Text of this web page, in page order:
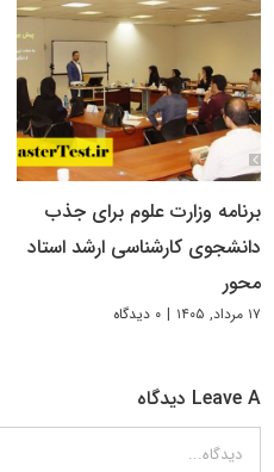
برنامه وزارت علوم برای جذب
دانشجوی کارشناسی ارشد استاد
محور
۱۷ مرداد, ۱۴۰۵ | ۰ دیدگاه
Leave A دیدگاه
دیدگاه